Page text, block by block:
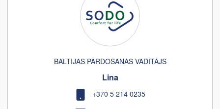
BALTIJAS PĀRDOŠANAS VADĪTĀJS
Lina
+370 5 214 0235